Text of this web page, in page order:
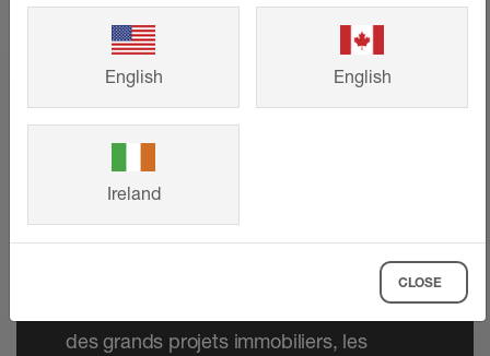
Références
Que ce soit dans des maisons ou dans
des grands projets immobiliers, les
English English
Ireland
CLOSE